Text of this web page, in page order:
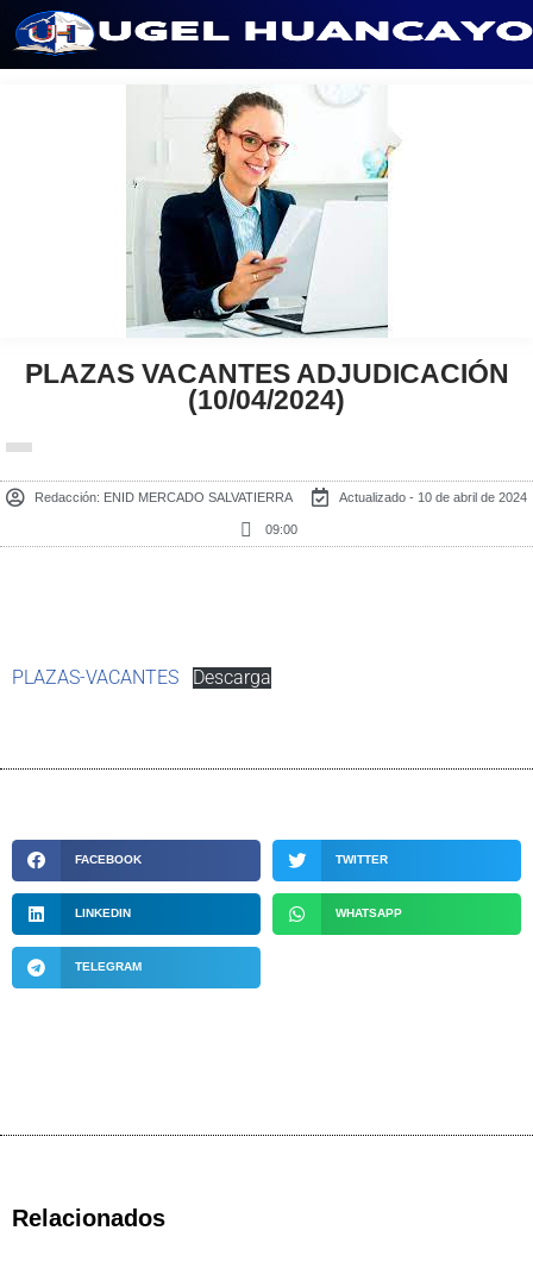
PLAZAS VACANTES ADJUDICACIÓN
(10/04/2024)
Redacción: ENID MERCADO SALVATIERRA Actualizado - 10 de abril de 2024
09:00
PLAZAS-VACANTES Descarga
FACEBOOK TWITTER
LINKEDIN WHATSAPP
TELEGRAM
Relacionados